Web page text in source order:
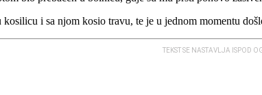
i sa njom kosio travu, te je u jednom momentu
TEKST SE NASTAVLJA ISPOD